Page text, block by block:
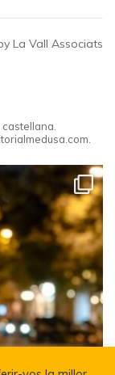
La Vall Associats